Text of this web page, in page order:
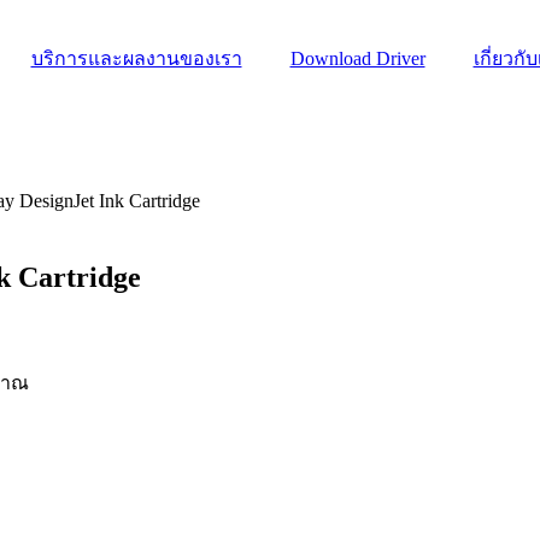
บริการและผลงานของเรา Download Driver เกี่ยวกับ
DesignJet Ink Cartridge
Cartridge
าณ